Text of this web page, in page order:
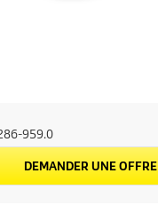
959.0
DEMANDER UNE OFFRE